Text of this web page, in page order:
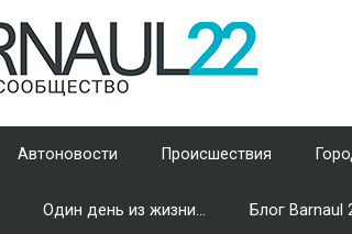
Автоновости Происшествия
Один день из жизни... Блог Barnaul